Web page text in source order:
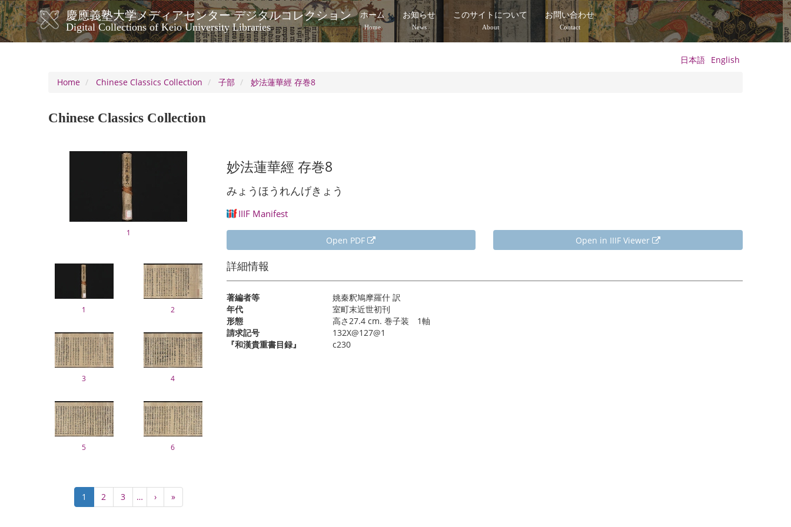
Skip
to
main
content
慶應義塾大学メディアセンター デジタルコレクション
Digital Collections of Keio University Libraries
メ
イ
ビ
シ
ホーム
Home
お知らせ
News
このサイトについて
About
お問い合わせ
Contact
日本語 English
Home
Chinese Classics Collection 子部 妙法蓮華經 存巻8
Chinese Classics Collection
1
1 2
3 4
5 6
PaginationCurrent
page
1 Page
2 Page
3 …
Next
page
›
Last
page
»
妙法蓮華經 存巻8
みょうほうれんげきょう
IIIF Manifest
Open PDF Open in IIIF Viewer
詳細情報
著編者等
姚秦釈鳩摩羅什 訳
年代
室町末近世初刊
形態
高さ27.4 cm. 巻子装 1軸
請求記号
132X@127@1
『和漢貴重書目録』
c230